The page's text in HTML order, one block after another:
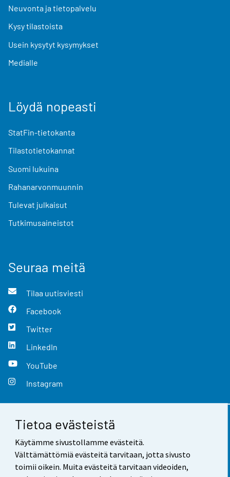
Tietoa evästeistä
Käytämme sivustollamme evästeitä.
Välttämättömiä evästeitä tarvitaan, jotta sivusto
toimii oikein. Muita evästeitä tarvitaan videoiden,
Neuvonta ja tietopalvelu
Kysy tilastoista
Usein kysytyt kysymykset
Medialle
Löydä nopeasti
StatFin-tietokanta
Tilastotietokannat
Suomi lukuina
Rahanarvonmuunnin
Tulevat julkaisut
Tutkimusaineistot
Seuraa meitä
Tilaa uutisviesti
Facebook
Twitter
LinkedIn
YouTube
Instagram
Yhteystiedot
Palaute
Käyttöehdot